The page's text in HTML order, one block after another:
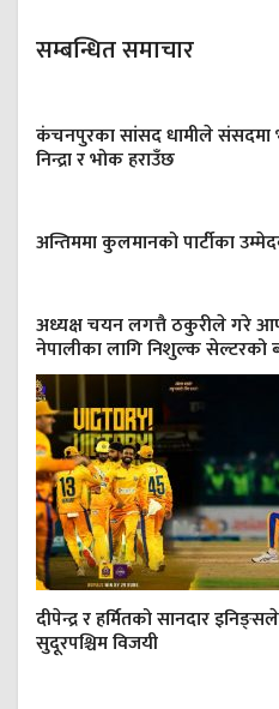
सम्बन्धित समाचार
कंचनपुरका सांसद धामीले संसदमा
निन्द्रा र भोक हराउँछ
अन्तिममा कुलमानको पार्टीका
अध्यक्ष चयन लगत्तै ठकुरीले गरे
नेपालीका लागि निशुल्क सेल्टरको
दीपेन्द्र र हर्मितको सानदार
सुदूरपश्चिम विजयी